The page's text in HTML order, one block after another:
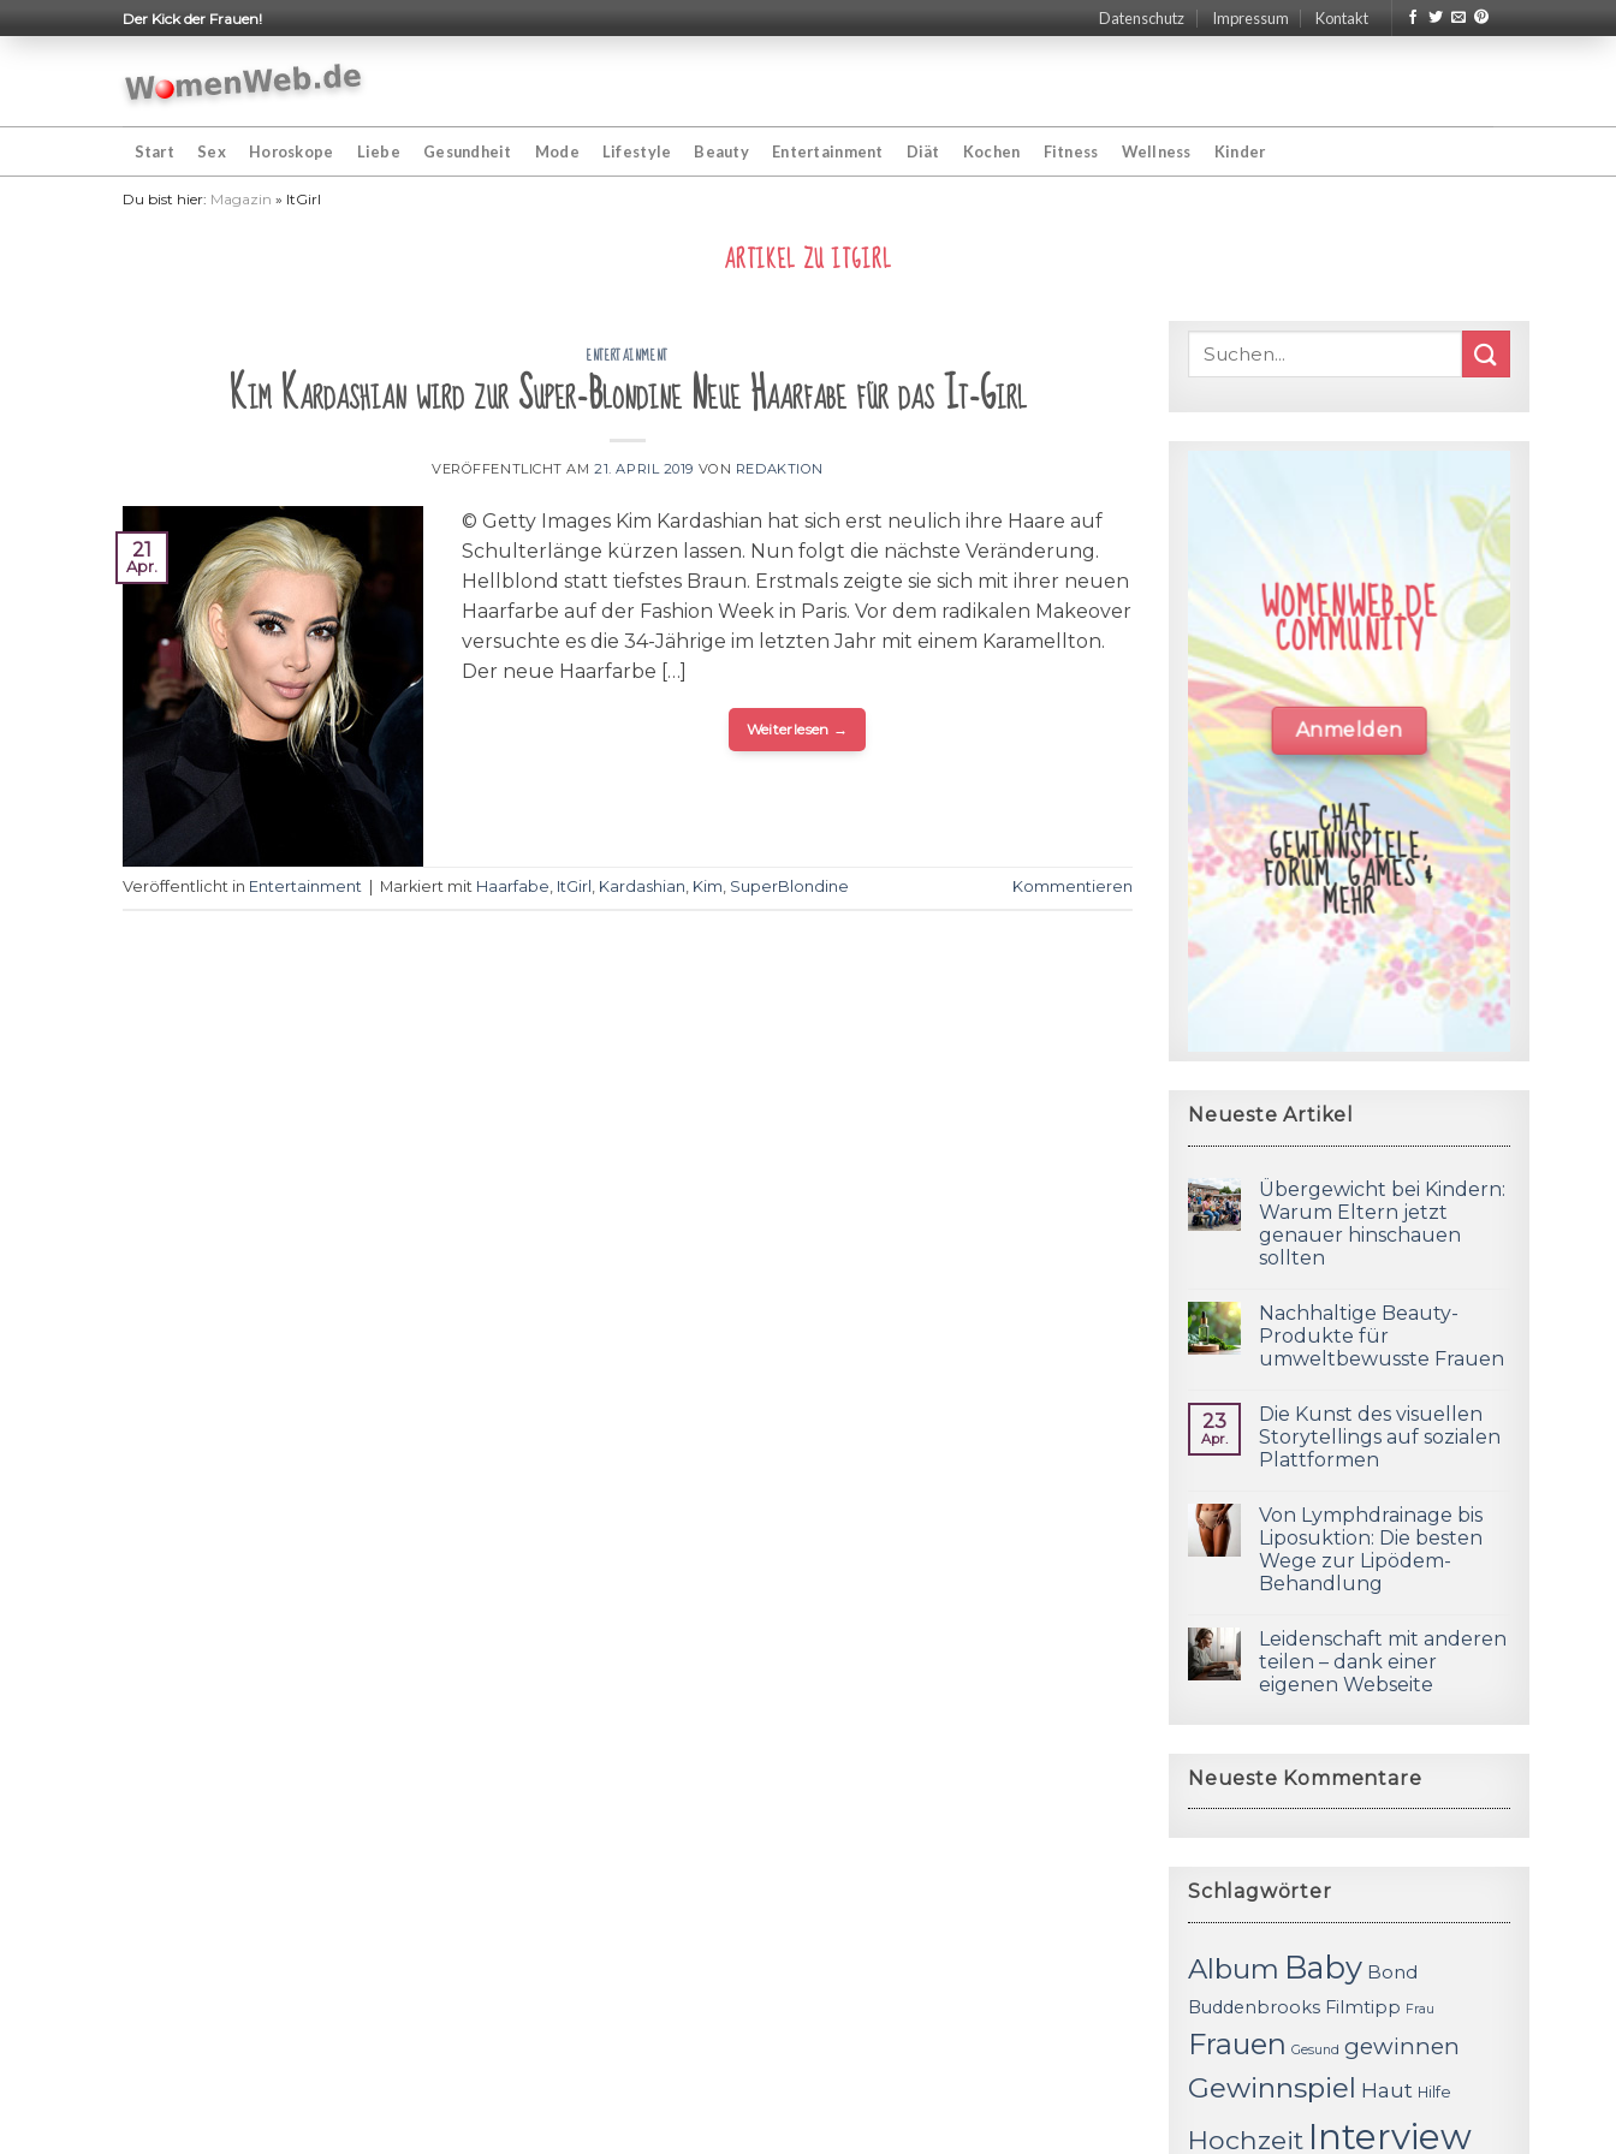
to
Der Kick der Frauen! Datenschutz Impressum Kontakt
Start Sex Horoskope Liebe Gesundheit Mode Lifestyle Beauty Entertainment Diät Kochen Fitness Wellness Kinder
Du bist hier: Magazin » ItGirl
ARTIKEL ZUITGIRL
ENTERTAINMENT
Kim Kardashian wird zur Super-Blondine Neue Haarfabe für das It-Girl
VERÖFFENTLICHT AM21. APRIL 2019 VON REDAKTION
21
Apr.
© Getty Images Kim Kardashian hat sich erst neulich ihre Haare auf
Schulterlänge kürzen lassen. Nun folgt die nächste Veränderung.
Hellblond statt tiefstes Braun. Erstmals zeigte sie sich mit ihrer neuen
Haarfarbe auf der Fashion Week in Paris. Vor dem radikalen Makeover
versuchte es die 34-Jährige im letzten Jahr mit einem Karamellton.
Der neue Haarfarbe […]
Weiterlesen →
Veröffentlicht in Entertainment Markiert mit Haarfabe, ItGirl , Kardashian, Kim, SuperBlondine Kommentieren
WOMENWEB.DE
COMMUNITY
Anmelden
CHAT,
GEWINNSPIELE,
FORUM, GAMES &
MEHR
Neueste Artikel
Übergewicht bei Kindern:
Warum Eltern jetzt
genauer hinschauen
sollten
Nachhaltige Beauty-
Produkte für
umweltbewusste Frauen
23
Apr.
Die Kunst des visuellen
Storytellings auf sozialen
Plattformen
Von Lymphdrainage bis
Liposuktion: Die besten
Wege zur Lipödem-
Behandlung
Leidenschaft mit anderen
teilen – dank einer
eigenen Webseite
Neueste Kommentare
Schlagwörter
Album Baby Bond
Buddenbrooks Filmtipp Frau
Frauen Gesund gewinnen
Gewinnspiel Haut Hilfe
Hochzeit Interview